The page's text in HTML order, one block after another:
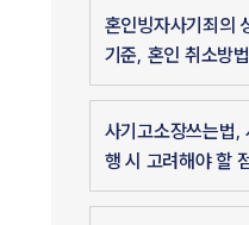
혼인빙자사기죄의
기준, 혼인 취소방
사기고소장쓰는법,
행 시 고려해야 할